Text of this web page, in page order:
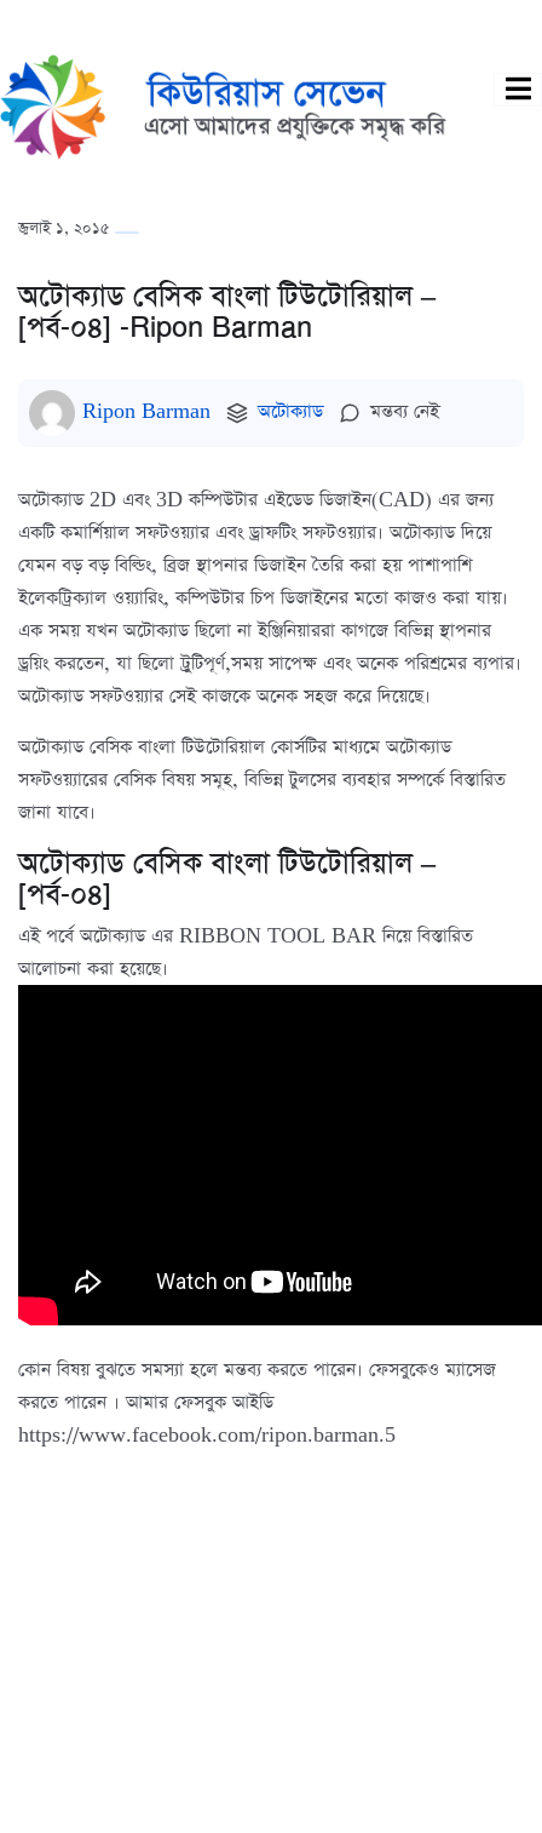
জুলাই ১, ২০১৫
অটোক্যাড বেসিক বাংলা টিউটোরিয়াল –
[পর্ব-০৪] -Ripon Barman
Ripon Barman অটোক্যাড মন্তব্য নেই
অটোক্যাড 2D এবং 3D কম্পিউটার এইডেড ডিজাইন(CAD) এর জন্য
একটি কমার্শিয়াল সফটওয়্যার এবং ড্রাফটিং সফটওয়্যার। অটোক্যাড দিয়ে
যেমন বড় বড় বিল্ডিং, ব্রিজ স্থাপনার ডিজাইন তৈরি করা হয় পাশাপাশি
ইলেকট্রিক্যাল ওয়্যারিং, কম্পিউটার চিপ ডিজাইনের মতো কাজও করা যায়।
এক সময় যখন অটোক্যাড ছিলো না ইঞ্জিনিয়াররা কাগজে বিভিন্ন স্থাপনার
ড্রয়িং করতেন, যা ছিলো ট্রুটিপূর্ণ,সময় সাপেক্ষ এবং অনেক পরিশ্রমের ব্যপার।
অটোক্যাড সফটওয়্যার সেই কাজকে অনেক সহজ করে দিয়েছে।
অটোক্যাড বেসিক বাংলা টিউটোরিয়াল কোর্সটির মাধ্যমে অটোক্যাড
সফটওয়্যারের বেসিক বিষয় সমূহ, বিভিন্ন টুলসের ব্যবহার সম্পর্কে বিস্তারিত
জানা যাবে।
অটোক্যাড বেসিক বাংলা টিউটোরিয়াল –
[পর্ব-০৪]
এই পর্বে অটোক্যাড এর RIBBON TOOL BAR নিয়ে বিস্তারিত
আলোচনা করা হয়েছে।
কোন বিষয় বুঝতে সমস্যা হলে মন্তব্য করতে পারেন। ফেসবুকেও ম্যাসেজ
করতে পারেন । আমার ফেসবুক আইডি
https://www.facebook.com/ripon.barman.5